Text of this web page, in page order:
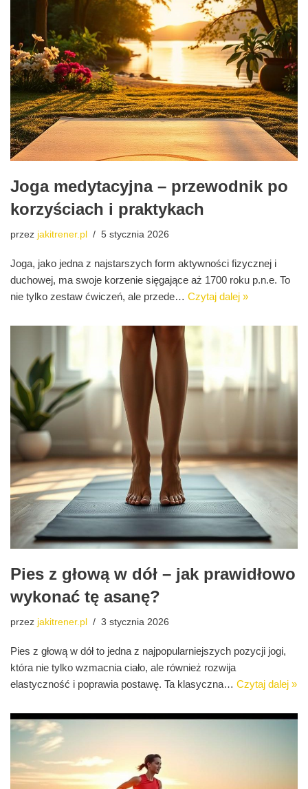
Joga medytacyjna – przewodnik po
korzyściach i praktykach
przez jakitrener.pl 5 stycznia 2026
Joga, jako jedna z najstarszych form aktywności fizycznej i
duchowej, ma swoje korzenie sięgające aż 1700 roku p.n.e. To
nie tylko zestaw ćwiczeń, ale przede… Czytaj dalej »
Pies z głową w dół – jak prawidłowo
wykonać tę asanę?
przez jakitrener.pl 3 stycznia 2026
Pies z głową w dół to jedna z najpopularniejszych pozycji jogi,
która nie tylko wzmacnia ciało, ale również rozwija
elastyczność i poprawia postawę. Ta klasyczna… Czytaj dalej »